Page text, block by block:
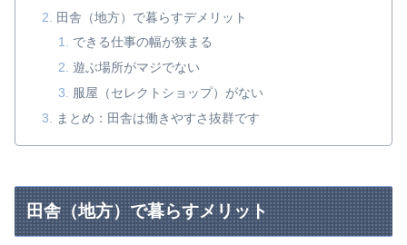
田舎（地方）で暮らすデメリット
できる仕事の幅が狭まる
遊ぶ場所がマジでない
服屋（セレクトショップ）がない
まとめ：田舎は働きやすさ抜群です
田舎（地方）で暮らすメリット